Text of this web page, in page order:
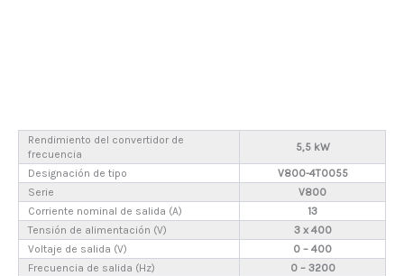
Rendimiento del convertidor de
frecuencia
5,5 kW
Designación de tipo
V800-4T0055
Serie
V800
Corriente nominal de salida (A)
13
Tensión de alimentación (V)
3 x 400
Voltaje de salida (V)
0 – 400
Frecuencia de salida (Hz)
0 – 3200